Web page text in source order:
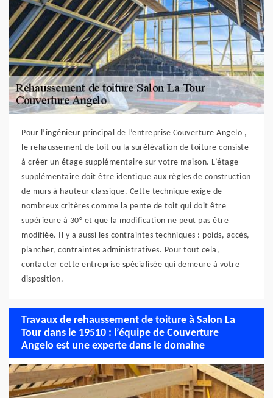
Pour l’ingénieur principal de l’entreprise Couverture Angelo ,
le rehaussement de toit ou la surélévation de toiture consiste
à créer un étage supplémentaire sur votre maison. L’étage
supplémentaire doit être identique aux règles de construction
de murs à hauteur classique. Cette technique exige de
nombreux critères comme la pente de toit qui doit être
supérieure à 30° et que la modification ne peut pas être
modifiée. Il y a aussi les contraintes techniques : poids, accès,
plancher, contraintes administratives. Pour tout cela,
contacter cette entreprise spécialisée qui demeure à votre
disposition.
Travaux de rehaussement de toiture à Salon La
Tour dans le 19510 : l’équipe de Couverture
Angelo est une experte dans le domaine